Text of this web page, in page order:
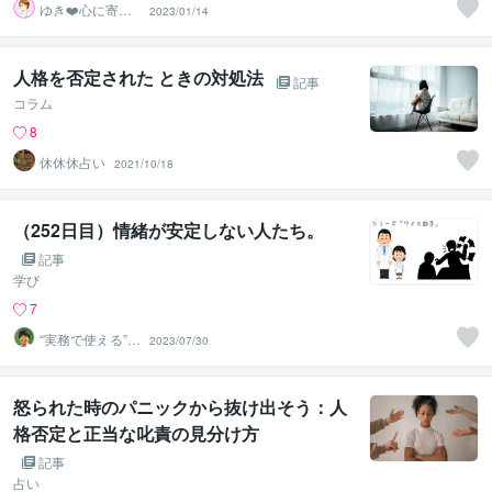
ゆき❤️心に寄り
添う癒しのナー
ス
2023/01/14
人格を否定された ときの対処法
記事
コラム
8
休休休占い 2021/10/18
（252日目）情緒が安定しない人たち。
記事
学び
7
“実務で使える”改
善パートナー／
かめきち
2023/07/30
怒られた時のパニックから抜け出そう：人
格否定と正当な叱責の見分け方
記事
占い